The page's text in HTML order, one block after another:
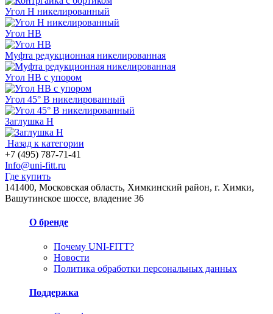
Угол Н никелированный
Угол НВ
Муфта редукционная никелированная
Угол НВ с упором
Угол 45° В никелированный
Заглушка Н
Назад к категории
+7 (495) 787-71-41
Info@uni-fitt.ru
Где купить
141400, Московская область, Химкинский район, г. Химки,
Вашутинское шоссе, владение 36
О бренде
Почему UNI-FITT?
Новости
Политика обработки персональных данных
Поддержка